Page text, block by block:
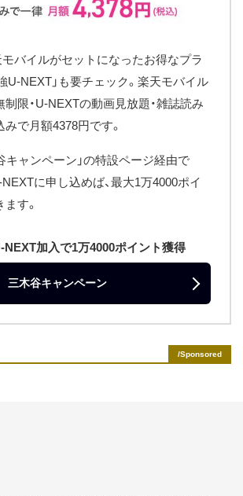
バイルがセットになったお得なプラ
U-NEXT」も要チェック。楽天モバイル
限・U-NEXTの動画見放題・雑誌読み
で月額4378円です。
キャンペーン」の特設ページ経由で
に申し込めば、最大1万4000ポイ
す。
加入で1万4000ポイント獲得
三木谷キャンペーン